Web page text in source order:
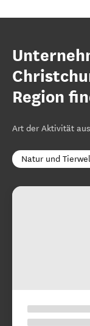
Region
Art der Aktivität
Natur und